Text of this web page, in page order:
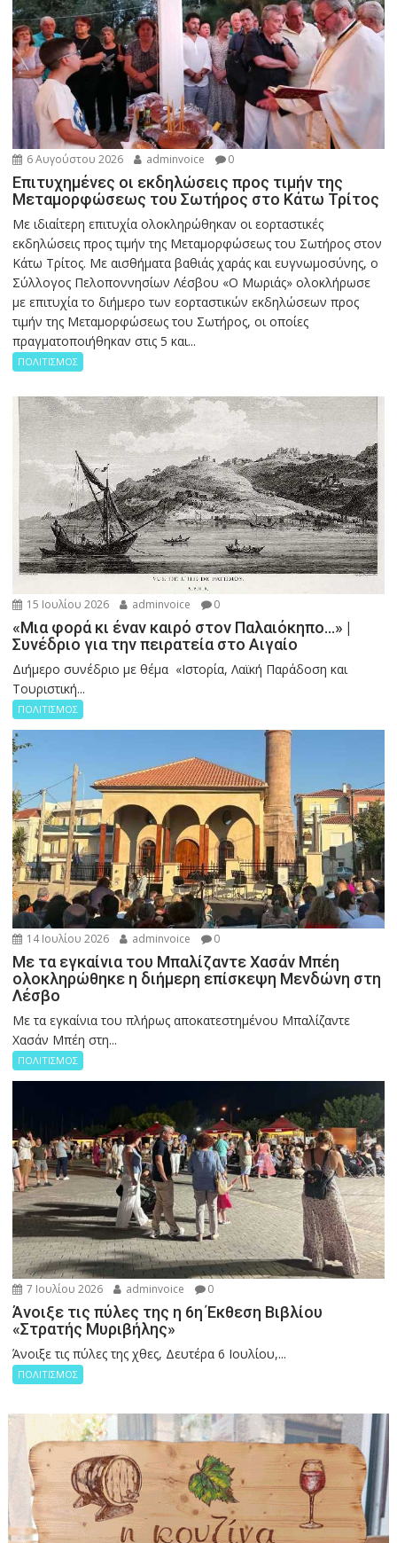
6 Αυγούστου 2026 adminvoice 0
Επιτυχημένες οι εκδηλώσεις προς τιμήν της
Μεταμορφώσεως του Σωτήρος στο Κάτω Τρίτος
Με ιδιαίτερη επιτυχία ολοκληρώθηκαν οι εορταστικές
εκδηλώσεις προς τιμήν της Μεταμορφώσεως του Σωτήρος στον
Κάτω Τρίτος. Με αισθήματα βαθιάς χαράς και ευγνωμοσύνης, ο
Σύλλογος Πελοποννησίων Λέσβου «Ο Μωριάς» ολοκλήρωσε
με επιτυχία το διήμερο των εορταστικών εκδηλώσεων προς
τιμήν της Μεταμορφώσεως του Σωτήρος, οι οποίες
πραγματοποιήθηκαν στις 5 και...
ΠΟΛΙΤΙΣΜΟΣ
15 Ιουλίου 2026 adminvoice 0
«Μια φορά κι έναν καιρό στον Παλαιόκηπο…» |
Συνέδριο για την πειρατεία στο Αιγαίο
Διήμερο συνέδριο με θέμα «Ιστορία, Λαϊκή Παράδοση και
Τουριστική...
ΠΟΛΙΤΙΣΜΟΣ
14 Ιουλίου 2026 adminvoice 0
Με τα εγκαίνια του Μπαλίζαντε Χασάν Μπέη
ολοκληρώθηκε η διήμερη επίσκεψη Μενδώνη στη
Λέσβο
Με τα εγκαίνια του πλήρως αποκατεστημένου Μπαλίζαντε
Χασάν Μπέη στη...
ΠΟΛΙΤΙΣΜΟΣ
7 Ιουλίου 2026 adminvoice 0
Άνοιξε τις πύλες της η 6η Έκθεση Βιβλίου
«Στρατής Μυριβήλης»
Άνοιξε τις πύλες της χθες, Δευτέρα 6 Ιουλίου,...
ΠΟΛΙΤΙΣΜΟΣ